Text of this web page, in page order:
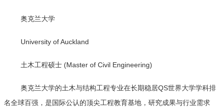
奥克兰大学
University of Auckland
土木工程硕士 (Master of Civil Engineering)
奥克兰大学的土木与结构工程专业在长期稳居QS世界大学学科排
名全球百强，是国际公认的顶尖工程教育基地，研究成果与行业需求